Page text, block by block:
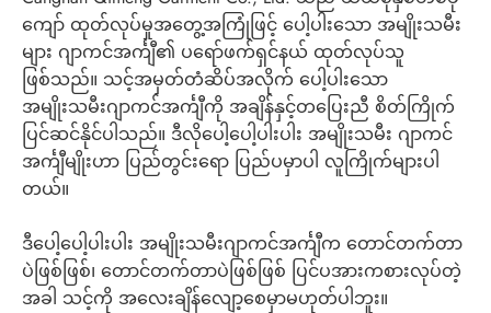
ကျော် ထုတ်လုပ်မှုအတွေ့အကြုံဖြင့် ပေါ့ပါးသော အမျိုးသမီး
များ ဂျာကင်အင်္ကျီ၏ ပရော်ဖက်ရှင်နယ် ထုတ်လုပ်သူ
ဖြစ်သည်။ သင့်အမှတ်တံဆိပ်အလိုက် ပေါ့ပါးသော
အမျိုးသမီးဂျာကင်အင်္ကျီကို အချိန်နှင့်တပြေးညီ စိတ်ကြိုက်
ပြင်ဆင်နိုင်ပါသည်။ ဒီလိုပေါ့ပေါ့ပါးပါး အမျိုးသမီး ဂျာကင်
အင်္ကျီမျိုးဟာ ပြည်တွင်းရော ပြည်ပမှာပါ လူကြိုက်များပါ
တယ်။
ဒီပေါ့ပေါ့ပါးပါး အမျိုးသမီးဂျာကင်အင်္ကျီက တောင်တက်တာ
ပဲဖြစ်ဖြစ်၊ တောင်တက်တာပဲဖြစ်ဖြစ် ပြင်ပအားကစားလုပ်တဲ့
အခါ သင့်ကို အလေးချိန်လျော့စေမှာမဟုတ်ပါဘူး။